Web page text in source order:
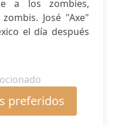
a los zombies,
José "Axe"
el día después
preferidos